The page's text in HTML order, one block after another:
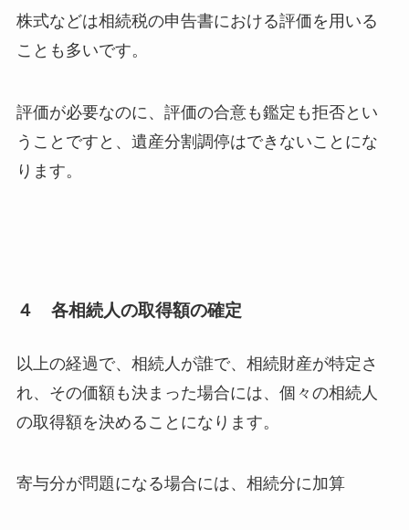
株式などは相続税の申告書における評価を用いる
ことも多いです。
評価が必要なのに、評価の合意も鑑定も拒否とい
うことですと、遺産分割調停はできないことにな
ります。
４ 各相続人の取得額の確定
以上の経過で、相続人が誰で、相続財産が特定さ
れ、その価額も決まった場合には、個々の相続人
の取得額を決めることになります。
寄与分が問題になる場合には、相続分に加算